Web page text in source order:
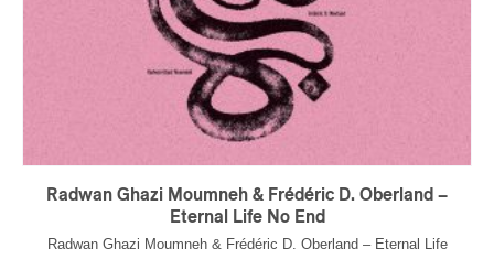
Radwan Ghazi Moumneh & Frédéric D. Oberland –
Eternal Life No End
Radwan Ghazi Moumneh & Frédéric D. Oberland – Eternal Life